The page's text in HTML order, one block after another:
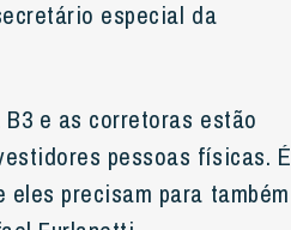
especial da
e as corretoras estão
pessoas físicas. É
precisam para também